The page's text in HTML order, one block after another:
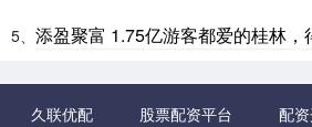
5、 添盈聚富 1.75亿游客都爱的桂林，
久联优配 股票配资平台 配